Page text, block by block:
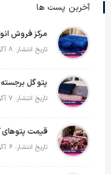
آخرین پست ها
تاریخ انتشار: 8 آگوست 2026
تاریخ انتشار: 7 آگوست 2026
تاریخ انتشار: 6 آگوست 2026